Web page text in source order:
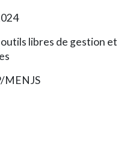
libres de gestion et
MENJS